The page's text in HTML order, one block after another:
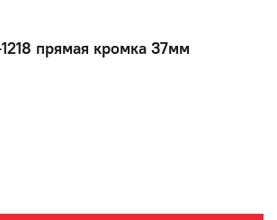
прямая кромка 37мм